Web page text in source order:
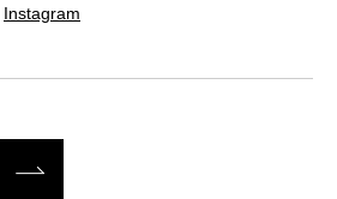
Instagram